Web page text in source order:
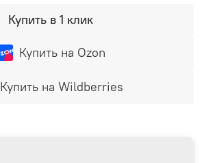
Купить в 1 клик
Купить на Ozon
Купить на Wildberries